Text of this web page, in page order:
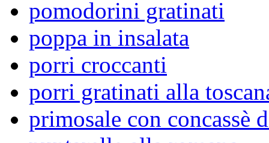
pomodorini gratinati
poppa in insalata
porri croccanti
porri gratinati alla
primosale con concassè